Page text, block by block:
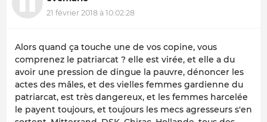
21 février 2018 à 10:02:28
Alors quand ça touche une de vos copine, vous
comprenez le patriarcat ? elle est virée, et elle a du
avoir une pression de dingue la pauvre, dénoncer les
actes des mâles, et des vielles femmes gardienne du
patriarcat, est très dangereux, et les femmes harcelée
le payent toujours, et toujours les mecs agresseurs s'en